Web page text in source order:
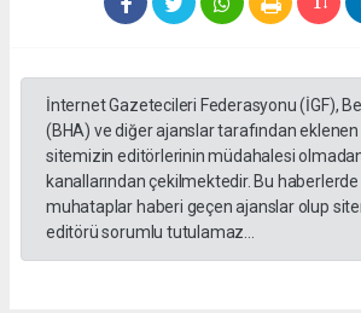
İnternet Gazetecileri Federasyonu (İGF),
(BHA) ve diğer ajanslar tarafından
sitemizin editörlerinin müdahalesi
kanallarından çekilmektedir. Bu
muhataplar haberi geçen ajanslar olup
editörü sorumlu tutulamaz...